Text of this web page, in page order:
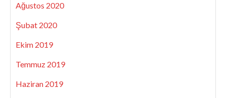
Ağustos 2020
Şubat 2020
Ekim 2019
Temmuz 2019
Haziran 2019